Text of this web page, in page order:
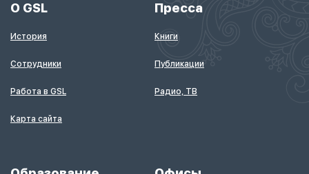
О GSL
История
Сотрудники
Работа в GSL
Карта сайта
Пресса
Книги
Публикации
Радио, ТВ